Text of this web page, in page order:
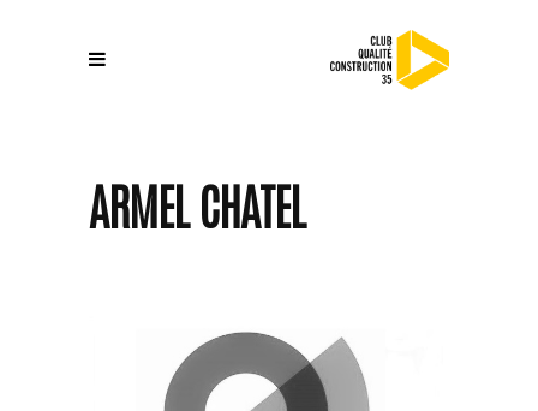
ARMEL CHATEL